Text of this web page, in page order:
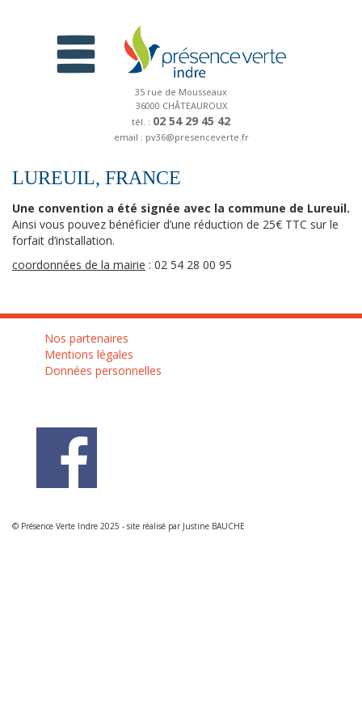
35 rue de Mousseaux
36000 CHÂTEAUROUX
tél. : 02 54 29 45 42
email : pv36@presenceverte.fr
LUREUIL, FRANCE
Une convention a été signée avec la commune de Lureuil.
Ainsi vous pouvez bénéficier d’une réduction de 25€ TTC sur le
forfait d’installation.
coordonnées de la mairie : 02 54 28 00 95
Nos partenaires
Mentions légales
Données personnelles
© Présence Verte Indre 2025 - site réalisé par Justine BAUCHE